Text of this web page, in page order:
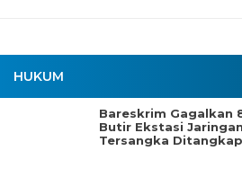
HUKUM
Bareskrim Gagalkan
Butir Ekstasi
Tersangka Ditangkap